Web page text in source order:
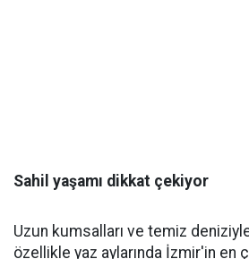
Sahil yaşamı dikkat çekiyor
Uzun kumsalları ve temiz
özellikle yaz aylarında İzmir'in en